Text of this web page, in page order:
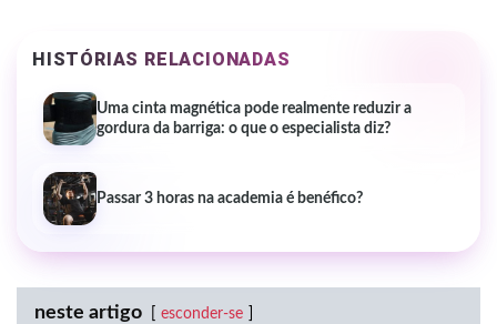
HISTÓRIAS RELACIONADAS
Uma cinta magnética pode realmente reduzir a
gordura da barriga: o que o especialista diz?
Passar 3 horas na academia é benéfico?
neste artigo esconder-se